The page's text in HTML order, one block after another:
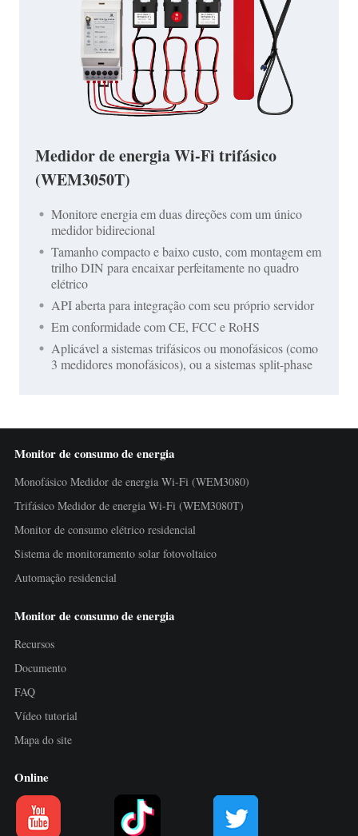
Medidor de energia Wi-Fi trifásico
(WEM3050T)
Monitore energia em duas direções com um único
medidor bidirecional
Tamanho compacto e baixo custo, com montagem em
trilho DIN para encaixar perfeitamente no quadro
elétrico
API aberta para integração com seu próprio servidor
Em conformidade com CE, FCC e RoHS
Aplicável a sistemas trifásicos ou monofásicos (como
3 medidores monofásicos), ou a sistemas split-phase
Monitor de consumo de energia
Monofásico Medidor de energia Wi-Fi (WEM3080)
Trifásico Medidor de energia Wi-Fi (WEM3080T)
Monitor de consumo elétrico residencial
Sistema de monitoramento solar fotovoltaico
Automação residencial
Monitor de consumo de energia
Recursos
Documento
FAQ
Vídeo tutorial
Mapa do site
Online